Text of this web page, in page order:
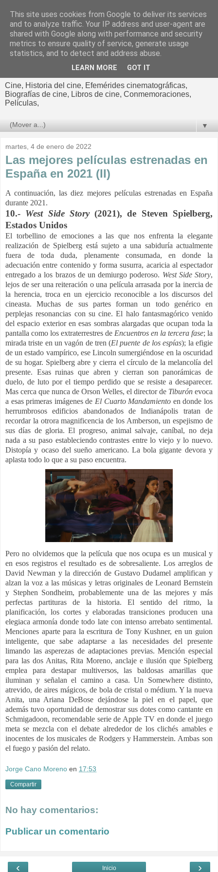
El cultural
cinematográfico de Jorge
Cine, Historia del cine, Efemérides cinematográficas,
Biografías de cine, Libros de cine, Conmemoraciones,
Películas,
▼
martes, 4 de enero de 2022
Las mejores películas estrenadas en
España en 2021 (II)
A continuación, las diez mejores películas estrenadas en España
durante 2021.
10.- West Side Story(2021), de Steven Spielberg,
Estados Unidos
El torbellino de emociones a las que nos enfrenta la elegante
realización de Spielberg está sujeto a una sabiduría actualmente
fuera de toda duda, plenamente consumada, en donde la
adecuación entre contenido y forma susurra, acaricia al espectador
entregado a los brazos de un demiurgo poderoso. West Side Story,
lejos de ser una reiteración o una película arrasada por la inercia de
la herencia, troca en un ejercicio reconocible a los discursos del
cineasta. Muchas de sus partes forman un todo genérico en
perplejas resonancias con su cine. El halo fantasmagórico venido
del espacio exterior en esas sombras alargadas que ocupan toda la
pantalla como los extraterrestres de Encuentros en la tercera fase; la
mirada triste en un vagón de tren (El puente de los espías); la efigie
de un estado vampírico, ese Lincoln sumergiéndose en la oscuridad
de su hogar. Spielberg abre y cierra el círculo de la melancolía del
presente. Esas ruinas que abren y cierran son panorámicas de
duelo, de luto por el tiempo perdido que se resiste a desaparecer.
Mas cerca que nunca de Orson Welles, el director de Tiburón evoca
a esas primeras imágenes de El Cuarto Mandamiento en donde los
herrumbrosos edificios abandonados de Indianápolis tratan de
recordar la otrora magnificencia de los Amberson, un espejismo de
sus días de gloria. El progreso, animal salvaje, caníbal, no deja
nada a su paso estableciendo contrastes entre lo viejo y lo nuevo.
Distopía y ocaso del sueño americano. La bola gigante devora y
aplasta todo lo que a su paso encuentra.
Pero no olvidemos que la película que nos ocupa es un musical y
en esos registros el resultado es de sobresaliente. Los arreglos de
David Newman y la dirección de Gustavo Dudamel amplifican y
alzan la voz a las músicas y letras originales de Leonard Bernstein
y Stephen Sondheim, probablemente una de las mejores y más
perfectas partituras de la historia. El sentido del ritmo, la
planificación, los cortes y elaboradas transiciones producen una
elegiaca armonía donde todo late con intenso arrebato sentimental.
Menciones aparte para la escritura de Tony Kushner, en un guion
inteligente, que sabe adaptarse a las necesidades del presente
limando las asperezas de adaptaciones previas. Mención especial
para las dos Anitas, Rita Moreno, anclaje e ilusión que Spielberg
emplea para destapar multiversos, las baldosas amarillas que
iluminan y señalan el camino a casa. Un Somewhere distinto,
atrevido, de aires mágicos, de bola de cristal o médium. Y la nueva
Anita, una Ariana DeBose dejándose la piel en el papel, que
además tuvo oportunidad de demostrar sus dotes como cantante en
Schmigadoon, recomendable serie de Apple TV en donde el juego
meta se mezcla con el debate alrededor de los clichés amables e
inocentes de los musicales de Rodgers y Hammerstein. Ambas son
el fuego y pasión del relato.
Jorge Cano Moreno en 17:53
Compartir
No hay comentarios:
Publicar un comentario
‹ ›
Inicio
This site uses cookies from Google to deliver its services
and to analyze traffic. Your IP address and user-agent are
shared with Google along with performance and security
metrics to ensure quality of service, generate usage
statistics, and to detect and address abuse.
LEARN MORE GOT IT